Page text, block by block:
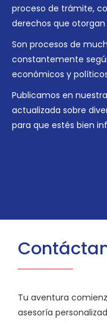
proceso de trámite,
derechos que
Son procesos de
constantemente
económicos y
Publicamos en
actualizada sobre
para que estés bien
Tu aventura
asesoría